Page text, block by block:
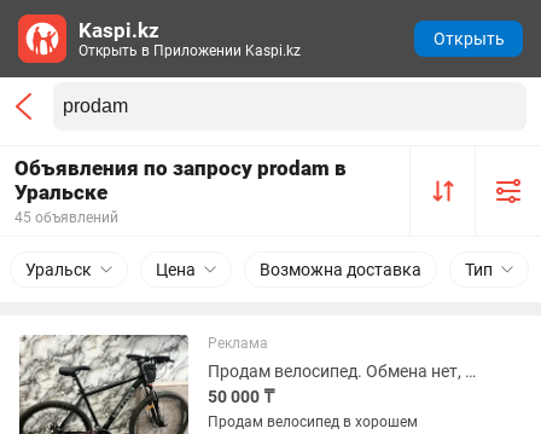
Объявления по запросу prodam в
Уральске
45 объявлений
Уральск Цена Возможна доставка Тип
Реклама
Продам велосипед. Обмена нет, только деньгами.
50 000 ₸
Продам велосипед в хорошем
Kaspi.kz
Открыть в Приложении Kaspi.kz
Открыть